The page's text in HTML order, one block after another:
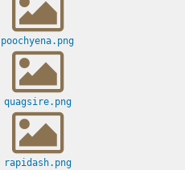
poochyena.png
quagsire.png
rapidash.png